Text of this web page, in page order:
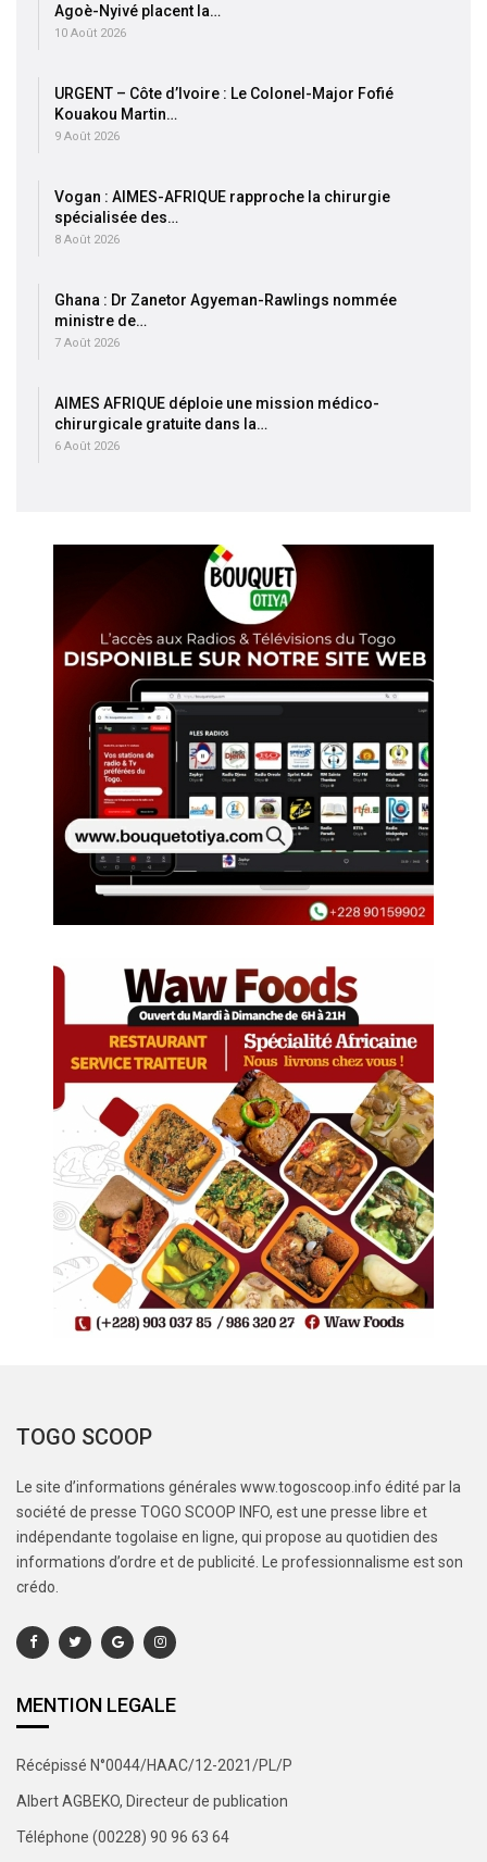
Agoè-Nyivé placent la…
10 Août 2026
URGENT – Côte d’Ivoire : Le Colonel-Major Fofié
Kouakou Martin…
9 Août 2026
Vogan : AIMES-AFRIQUE rapproche la chirurgie
spécialisée des…
8 Août 2026
Ghana : Dr Zanetor Agyeman-Rawlings nommée
ministre de…
7 Août 2026
AIMES AFRIQUE déploie une mission médico-
chirurgicale gratuite dans la…
6 Août 2026
TOGO SCOOP
Le site d’informations générales www.togoscoop.info édité par la
société de presse TOGO SCOOP INFO, est une presse libre et
indépendante togolaise en ligne, qui propose au quotidien des
informations d’ordre et de publicité. Le professionnalisme est son
crédo.
MENTION LEGALE
Récépissé N°0044/HAAC/12-2021/PL/P
Albert AGBEKO, Directeur de publication
Téléphone (00228) 90 96 63 64